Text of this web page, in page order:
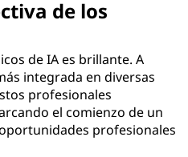
de los
de IA es brillante. A
integrada en diversas
profesionales
el comienzo de un
profesionales